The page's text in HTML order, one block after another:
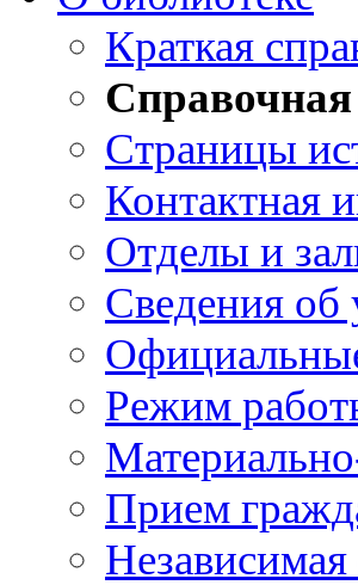
Краткая
Страницы
Контактная
Отделы и
Сведения об
Режим
Прием
Независимая